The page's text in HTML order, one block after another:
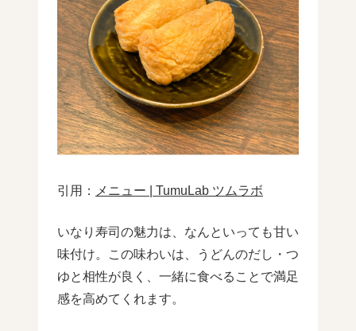
引用： メニュー | TumuLab ツムラボ
いなり寿司の魅力は、なんといっても甘い
味付け。この味わいは、うどんのだし・つ
ゆと相性が良く、一緒に食べることで満足
感を高めてくれます。